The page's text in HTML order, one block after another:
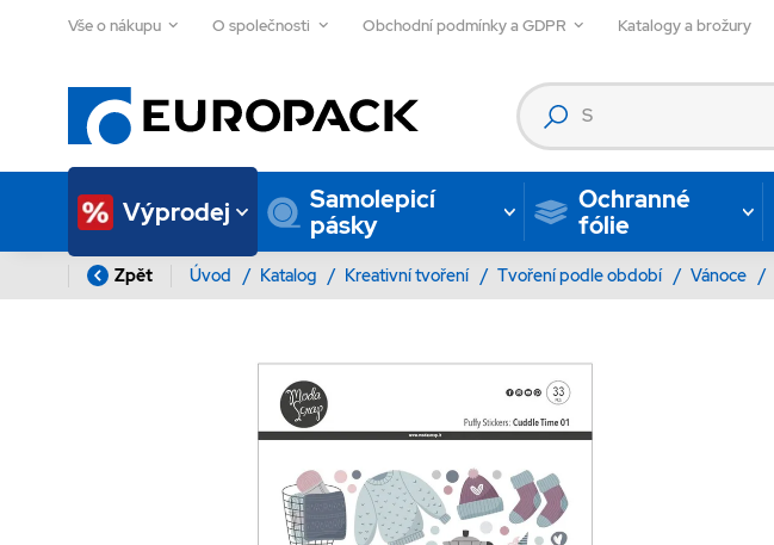
Vše o nákupu O společnosti Obchodní podmínky a GDPR Katalogy a brožury
Výprodej
Samolepicí
pásky
Ochranné
fólie
Zpět Úvod / Katalog / Kreativní tvoření / Tvoření podle období / Vánoce /